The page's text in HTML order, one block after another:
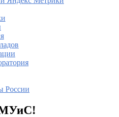
России